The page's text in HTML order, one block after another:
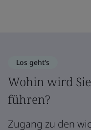
Los geht's
Wohin wird
führen?
Zugang zu den